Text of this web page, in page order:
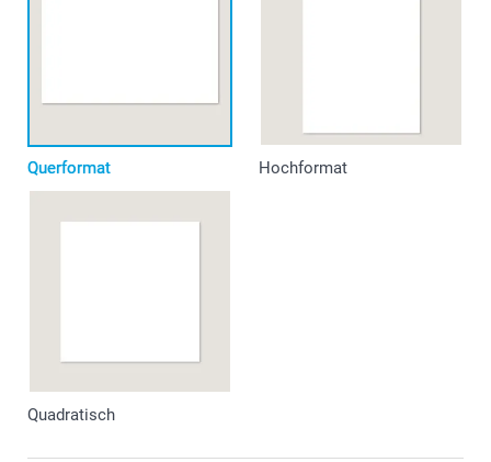
Querformat Hochformat
Quadratisch